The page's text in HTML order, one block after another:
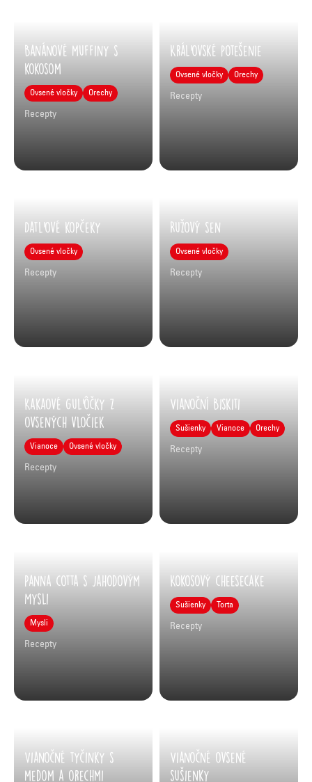
Banánové muffiny s
kokosom
Ovsené vločky Orechy
Recepty
Kráľovské potešenie
Ovsené vločky Orechy
Recepty
Datľové kopčeky
Ovsené vločky
Recepty
Ružový sen
Ovsené vločky
Recepty
Kakaové guľôčky z
ovsených vločiek
Vianoce Ovsené vločky
Recepty
Vianoční Biskiti
Sušienky Vianoce Orechy
Recepty
Panna cotta s jahodovým
Mysli
Mysli
Recepty
Kokosový cheesecake
Sušienky Torta
Recepty
Vianočné tyčinky s
medom a orechmi
Vianočné ovsené
sušienky